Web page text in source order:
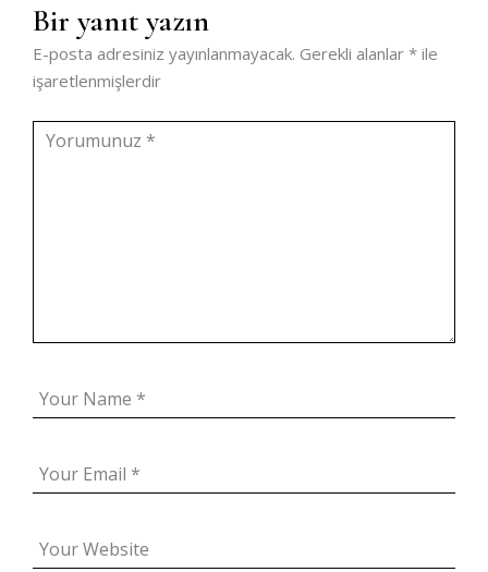
Bir yanıt yazın
E-posta adresiniz yayınlanmayacak. Gerekli alanlar* ile
işaretlenmişlerdir